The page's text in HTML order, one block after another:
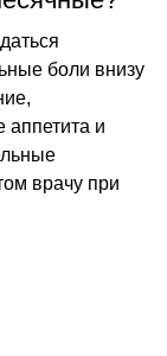
боли внизу
и
врачу при